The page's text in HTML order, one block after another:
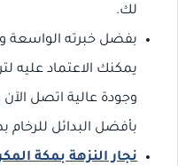
لك.
بفضل خبرته الواسعة
يمكنك الاعتماد عليه
وجودة عالية اتصل
بأفضل البدائل للرخام
نجار النزهة بمكة